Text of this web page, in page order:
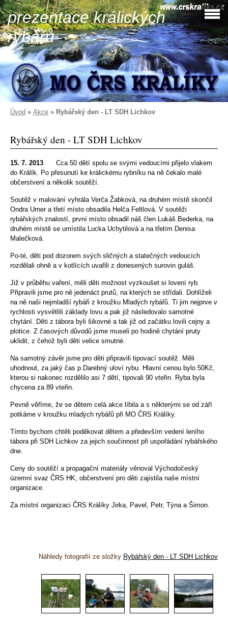
prezentace králických
rybářů
Úvod » Akce » Rybářský den - LT SDH Lichkov
Rybářský den - LT SDH Lichkov
15. 7. 2013
Cca 50 dětí spolu se svými vedoucími přijelo vlakem
do Králík. Po přesunutí ke králickému rybníku na ně čekalo malé
občerstvení a několik soutěží.
Soutěž v malování vyhrála Verča Žabková, na druhém místě skončil
Ondra Urner a třetí místo obsadila Helča Feltlová. V soutěži
rybářských znalostí, první místo obsadil náš člen Lukáš Bederka, na
druhém místě se umístila Lucka Uchytilová a na třetím Denisa
Malečková.
Po-té, děti pod dozorem svých sličných a statečných vedoucích
rozdělali ohně a v kotlících uvařili z donesených surovin guláš.
Již v průběhu vaření, měli děti možnost vyzkoušet si lovení ryb.
Připravili jsme pro ně jedenáct prutů, na kterých se střídali. Dohlíželi
na ně naši nejmladší rybáři z kroužku Mladých rybářů. Ti jim nejprve v
rychlosti vysvětlili základy lovu a pak již následovalo samotné
chytání. Děti z tábora byli šikovné a tak již od začátku lovili cejny a
plotice. Z časových důvodů jsme museli po hodině chytání pruty
uklidit, z čehož byli děti velice smutné.
Na samotný závěr jsme pro děti připravili tipovací soutěž. Měli
uhodnout, za jaký čas p.Darebný uloví rybu. Hlavní cenou bylo 50Kč,
kterou si nakonec rozdělilo asi 7 dětí, tipovali 90 vteřin. Ryba byla
chycena za 89 vteřin.
Pevně věříme, že se dětem celá akce líbila a s některými se od září
potkáme v kroužku mladých rybářů při MO ČRS Králíky.
Tímto bychom chtěli poděkovat dětem a především vedení leního
tábora při SDH Lichkov za jejich součinnost při uspořádání rybářského
dne.
Ceny do soutěží a propagační materiály věnoval Východočeský
územní svaz ČRS HK, občerstvení pro děti zajistila naše místní
organizace.
Za místní organizaci ČRS Králíky Jirka, Pavel, Petr, Týna a Šimon.
Náhledy fotografií ze složky Rybářský den - LT SDH Lichkov